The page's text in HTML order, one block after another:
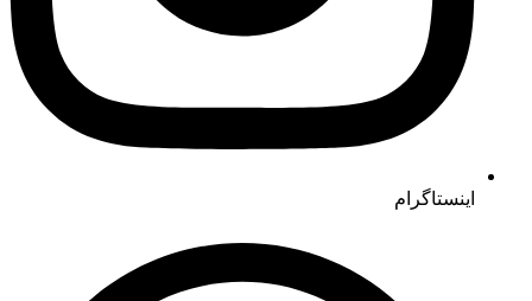
اینستاگرام